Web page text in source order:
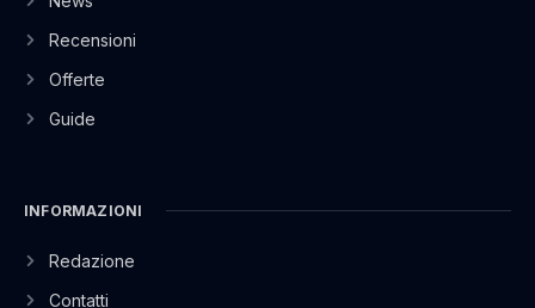
Recensioni
Offerte
Guide
INFORMAZIONI
Redazione
Contatti